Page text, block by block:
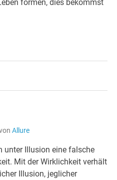
formen, dies bekommst
Allure
unter Illusion eine falsche
Mit der Wirklichkeit verhält
Illusion, jeglicher